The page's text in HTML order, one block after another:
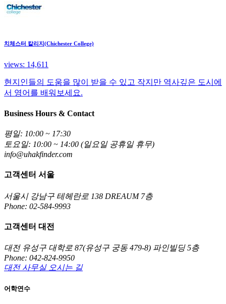
치체스터 칼리지(Chichester College)
views: 14,611
현지인들의 도움을 많이 받을 수 있고 작지만 역사깊은 도시에
서 영어를 배워보세요.
Business Hours & Contact
평일: 10:00 ~ 17:30
토요일: 10:00 ~ 14:00 (일요일 공휴일 휴무)
info@uhakfinder.com
고객센터 서울
서울시 강남구 테헤란로 138 DREAUM 7층
Phone: 02-584-9993
고객센터 대전
대전 유성구 대학로 87(유성구 궁동 479-8) 파인빌딩 5층
Phone: 042-824-9950
대전 사무실 오시는 길
어학연수